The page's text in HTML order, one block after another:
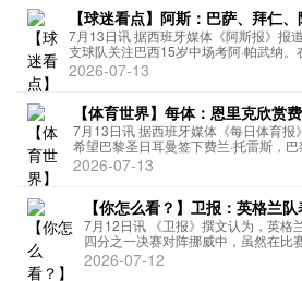
【球迷看点】阿斯：巴萨、拜仁
岁新星帕武纳
7月13日讯 据西班牙媒体《阿斯报》报
支球队关注巴西15岁中场考阿·帕武纳。
认同危机的当下，年轻天才过早流向欧
点。这一趋势非但没有放缓，反而呈现
2026-07-13
【体育世界】每体：恩里克欣赏
巴萨可能要价5000万欧
7月13日讯 据西班牙媒体《每日体育报
希望巴黎圣日耳曼签下费兰·托雷斯，巴
会，但巴萨不会轻易放人。恩里克有多
牙前锋，首先是他始终如一的可靠性，
2026-07-13
【你怎么看？】卫报：英格兰
固，斯通斯与斯彭斯助挺进四强
7月12日讯 《卫报》撰文认为，英格
四分之一决赛对阵挪威中，虽然在比
定，但最终凭借防线的顽强表现成功
队主帅图赫尔而言，是一次战术上的
2026-07-12